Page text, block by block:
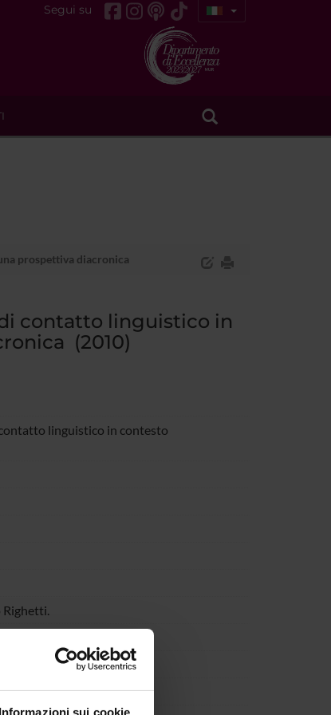
Informazioni sui cookie
Segui su
prospettiva diacronica
contatto linguistico in
(2010)
linguistico in contesto
Righetti.